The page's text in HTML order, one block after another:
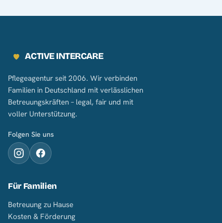
ACTIVE INTERCARE
Pflegeagentur seit 2006. Wir verbinden
Familien in Deutschland mit verlässlichen
Betreuungskräften – legal, fair und mit
voller Unterstützung.
Folgen Sie uns
Für Familien
Betreuung zu Hause
Kosten & Förderung